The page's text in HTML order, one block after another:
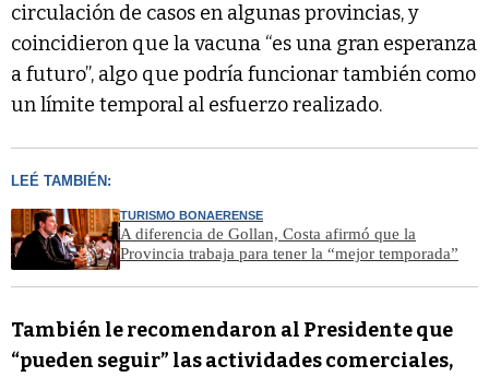
circulación de casos en algunas provincias, y
coincidieron que la vacuna “es una gran esperanza
a futuro”, algo que podría funcionar también como
un límite temporal al esfuerzo realizado.
LEÉ TAMBIÉN:
TURISMO BONAERENSE
A diferencia de Gollan, Costa afirmó que la
Provincia trabaja para tener la “mejor temporada”
También le recomendaron al Presidente que
“pueden seguir” las actividades comerciales,